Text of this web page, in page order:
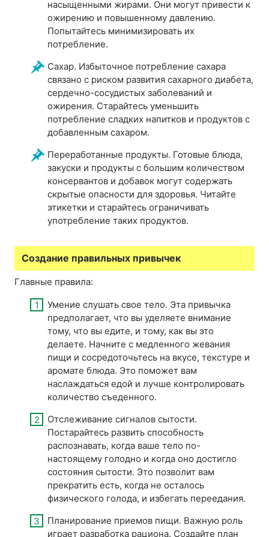
насыщенными жирами. Они могут привести к
ожирению и повышенному давлению.
Попытайтесь минимизировать их
потребление.
Сахар. Избыточное потребление сахара
связано с риском развития сахарного диабета,
сердечно-сосудистых заболеваний и
ожирения. Старайтесь уменьшить
потребление сладких напитков и продуктов с
добавленным сахаром.
Переработанные продукты. Готовые блюда,
закуски и продукты с большим количеством
консервантов и добавок могут содержать
скрытые опасности для здоровья. Читайте
этикетки и старайтесь ограничивать
употребление таких продуктов.
Создание правильных привычек
Главные правила:
Умение слушать свое тело. Эта привычка
предполагает, что вы уделяете внимание
тому, что вы едите, и тому, как вы это
делаете. Начните с медленного жевания
пищи и сосредоточьтесь на вкусе, текстуре и
аромате блюда. Это поможет вам
наслаждаться едой и лучше контролировать
количество съеденного.
Отслеживание сигналов сытости.
Постарайтесь развить способность
распознавать, когда ваше тело по-
настоящему голодно и когда оно достигло
состояния сытости. Это позволит вам
прекратить есть, когда не осталось
физического голода, и избегать переедания.
Планирование приемов пищи. Важную роль
играет разработка рациона. Создайте план